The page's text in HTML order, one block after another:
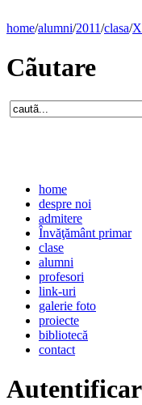
home/alumni/2011/clasa/
Cãutare
home
despre noi
admitere
Învăţământ primar
clase
alumni
profesori
link-uri
galerie foto
proiecte
bibliotecă
contact